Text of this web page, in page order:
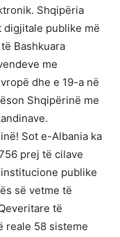
Shqipëria
publike më
Bashkuara
me
dhe e 19-a në
Shqipërinë me
Sot e-Albania ka
prej të cilave
publike
së vetme të
të
reale 58 sisteme